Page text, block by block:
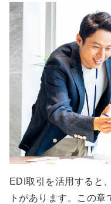
EDI取引を活用すると
トがあります。この